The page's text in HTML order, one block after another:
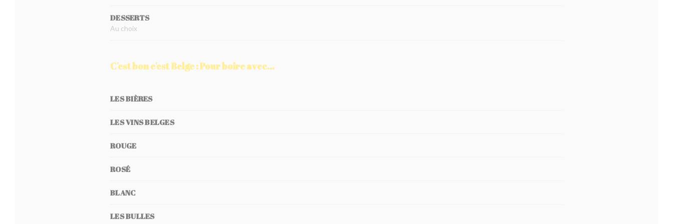
DESSERTS
Au choix
C'est bon c'est Belge : Pour boire avec...
LES BIÈRES
LES VINS BELGES
ROUGE
ROSÉ
BLANC
LES BULLES